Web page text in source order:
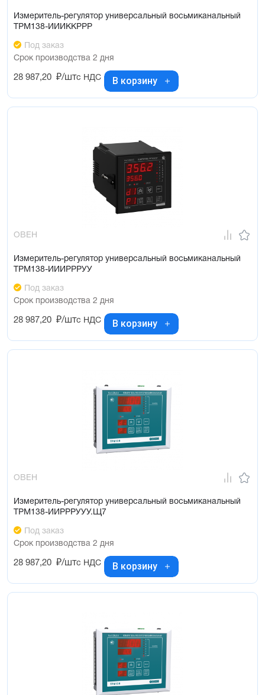
Измеритель-регулятор универсальный восьмиканальный
ТРМ138-ИИИККРРР
Под заказ
Срок производства 2 дня
28 987,20 ₽/штс НДС В корзину
ОВЕН
Измеритель-регулятор универсальный восьмиканальный
ТРМ138-ИИИРРРУУ
Под заказ
Срок производства 2 дня
28 987,20 ₽/штс НДС В корзину
ОВЕН
Измеритель-регулятор универсальный восьмиканальный
ТРМ138-ИИРРРУУУ.Щ7
Под заказ
Срок производства 2 дня
28 987,20 ₽/штс НДС В корзину